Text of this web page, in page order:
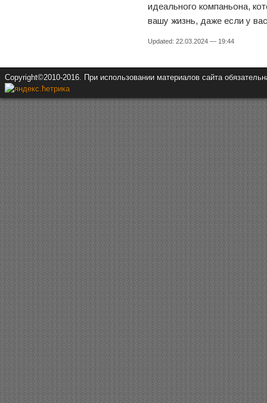
идеального компаньона,
вашу жизнь, даже если у
Updated: 22.03.2024 — 19:44
Copyright©2010-2016. При использовании материалов сайта